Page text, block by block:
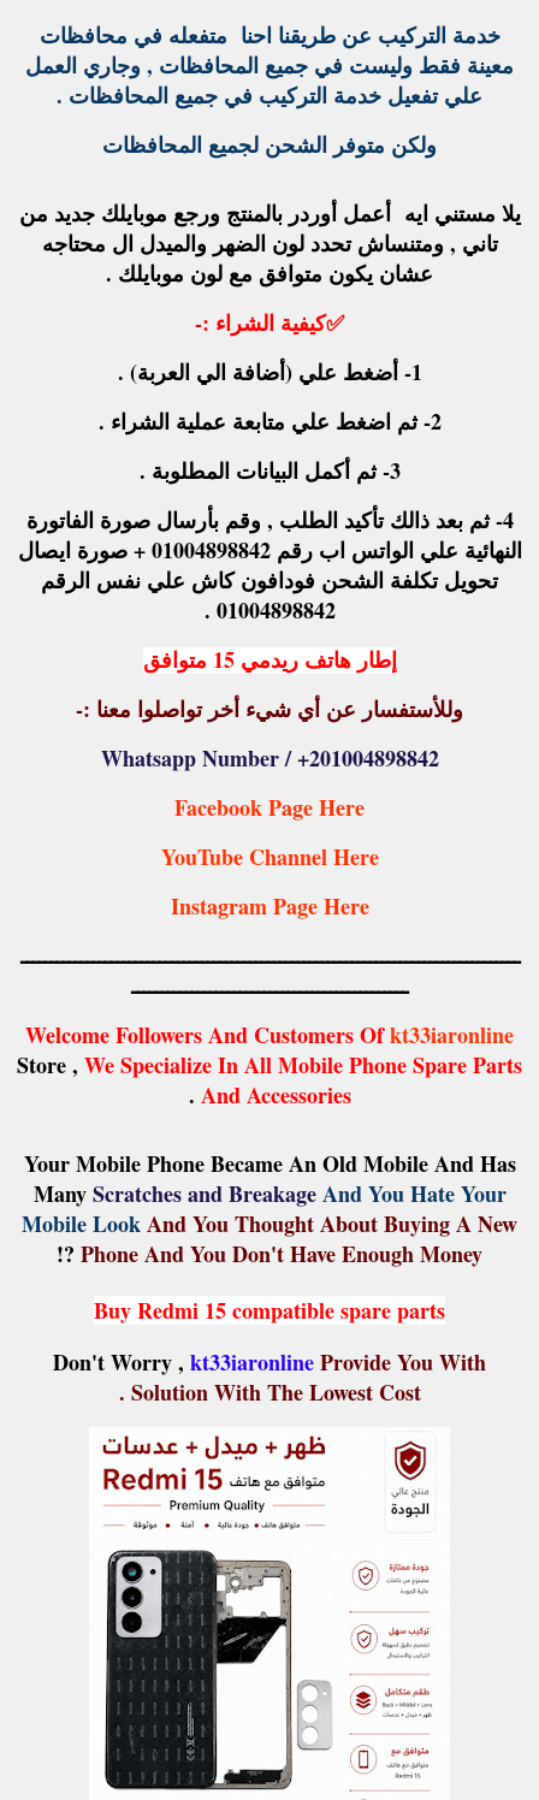
خدمة التركيب عن طريقنا احنا متفعله في محافظات
معينة فقط وليست في جميع المحافظات , وجاري العمل
علي تفعيل خدمة التركيب في جميع المحافظات .
ولكن متوفر الشحن لجميع المحافظات
يلا مستني ايه أعمل أوردر بالمنتج ورجع موبايلك جديد من
تاني , ومتنساش تحدد لون الضهر والميدل ال محتاجه
عشان يكون متوافق مع لون موبايلك .
✅كيفية الشراء :-
1- أضغط علي (أضافة الي العربة) .
2- ثم اضغط علي متابعة عملية الشراء .
3- ثم أكمل البيانات المطلوبة .
4- ثم بعد ذالك تأكيد الطلب , وقم بأرسال صورة الفاتورة
النهائية علي الواتس اب رقم 01004898842 + صورة ايصال
تحويل تكلفة الشحن فودافون كاش علي نفس الرقم
01004898842 .
إطار هاتف ريدمي 15 متوافق
وللأستفسار عن أي شيء أخر تواصلوا معنا :-
Whatsapp Number / +201004898842
Facebook Page Here
YouTube Channel Here
Instagram Page Here
ـــــــــــــــــــــــــــــــــــــــــــــــــــــــــــــــــــــــــــــــــــ
ــــــــــــــــــــــــــــــــــــــــــــــ
Welcome Followers And Customers Ofkt33iaronline
Store , We Specialize In All Mobile Phone Spare Parts
And Accessories
.
Your Mobile Phone Became An Old Mobile And Has
ManyScratches and Breakage And You Hate Your
Mobile LookAnd You Thought About Buying A New
Phone And You Don't Have Enough Money
?!
Buy Redmi 15 compatible spare parts
Don't Worry , kt33iaronlineProvide You With
Solution With The Lowest Cost .